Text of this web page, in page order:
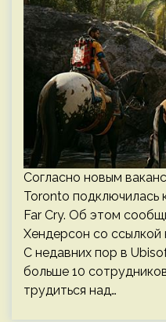
Согласно новым
Toronto подключилась
Far Cry. Об этом
Хендерсон со ссылкой
С недавних пор в
больше 10
трудиться над…